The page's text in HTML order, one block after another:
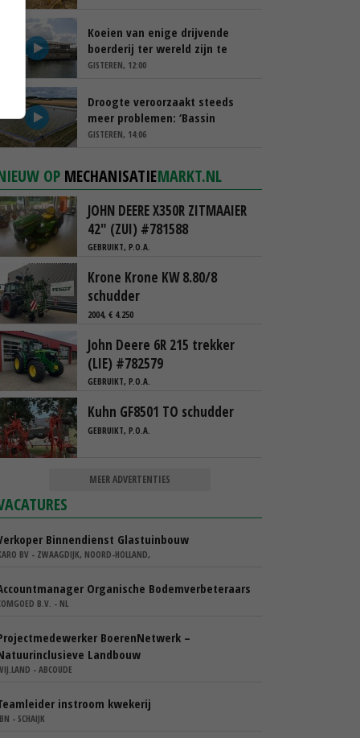
Koeien van enige drijvende
boerderij ter wereld zijn te
koop
GISTEREN, 12:00
Droogte veroorzaakt steeds
meer problemen: ‘Bassin
afgelopen week al leeg’
GISTEREN, 14:06
OP MECHANISATIEMARKT.NL
JOHN DEERE X350R ZITMAAIER
42" (ZUI) #781588
GEBRUIKT, P.O.A.
Krone Krone KW 8.80/8
schudder
2004, € 4.250
John Deere 6R 215 trekker
(LIE) #782579
GEBRUIKT, P.O.A.
Kuhn GF8501 TO schudder
GEBRUIKT, P.O.A.
MEER ADVERTENTIES
Binnendienst Glastuinbouw
BV - ZWAAGDIJK, NOORD-HOLLAND,
Organische Bodemverbeteraars
B.V. - NL
BoerenNetwerk –
Landbouw
- ABCOUDE
instroom kwekerij
- SCHAIJK